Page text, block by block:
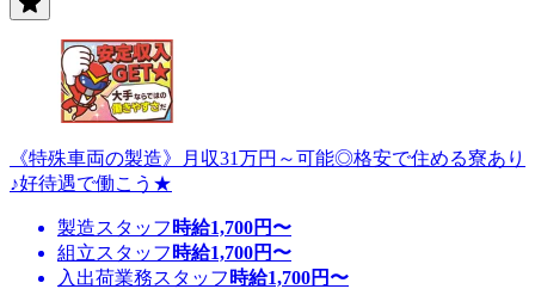
《特殊車両の製造》月収31万円～可能◎格安で住める寮あり
♪好待遇で働こう★
製造スタッフ 時給1,700円〜
組立スタッフ 時給1,700円〜
入出荷業務スタッフ 時給1,700円〜